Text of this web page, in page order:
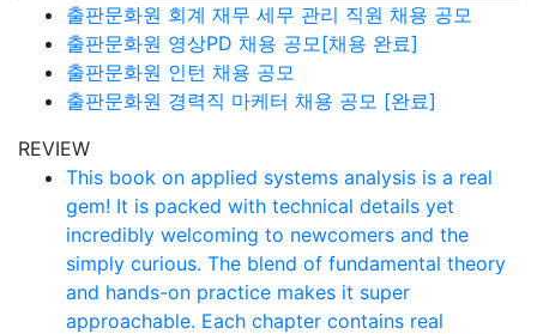
출판문화원 회계 재무 세무 관리 직원 채용 공모
출판문화원 영상PD 채용 공모[채용 완료]
출판문화원 인턴 채용 공모
출판문화원 경력직 마케터 채용 공모 [완료]
REVIEW
This book on applied systems analysis is a real
gem! It is packed with technical details yet
incredibly welcoming to newcomers and the
simply curious. The blend of fundamental theory
and hands-on practice makes it super
approachable. Each chapter contains real